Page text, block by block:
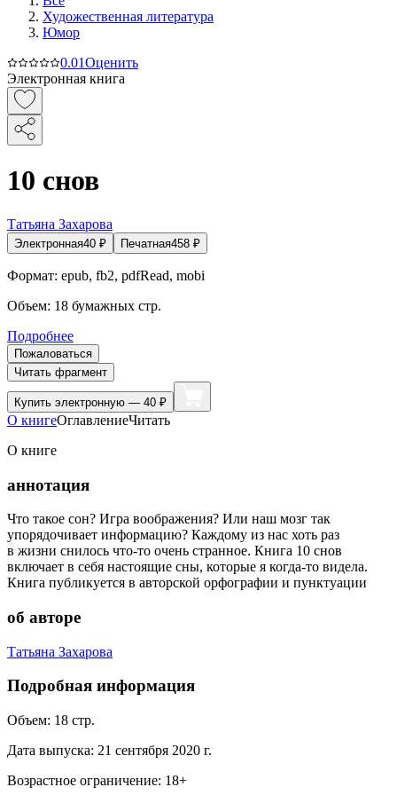
Художественная литература
Юмор
0.01Оценить
Электронная книга
10 снов
Татьяна Захарова
Электронная40 ₽ Печатная458 ₽
Формат: epub, fb2, pdfRead, mobi
Объем: 18 бумажных стр.
Подробнее
Пожаловаться
Читать фрагмент
Купить электронную — 40 ₽
О книгеОглавлениеЧитать
О книге
аннотация
Что такое сон? Игра воображения? Или наш мозг так
упорядочивает информацию? Каждому из нас хоть раз
в жизни снилось что-то очень странное. Книга 10 снов
включает в себя настоящие сны, которые я когда-то видела.
Книга публикуется в авторской орфографии и пунктуации
об авторе
Татьяна Захарова
Подробная информация
Объем: 18 стр.
Дата выпуска: 21 сентября 2020 г.
Возрастное ограничение: 18+